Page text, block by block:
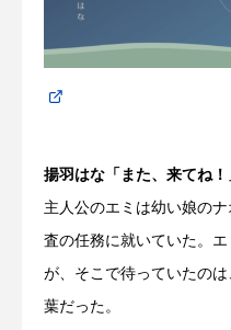
揚羽はな「また、来てね！
主人公のエミは幼い娘の
査の任務に就いていた。
が、そこで待っていたの
葉だった。